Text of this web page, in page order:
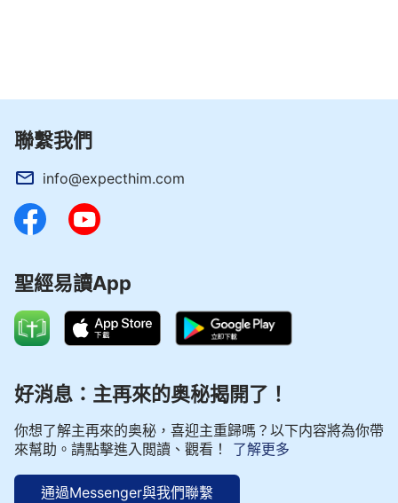
聯繫我們
info@expecthim.com
聖經易讀App
好消息：主再來的奥秘揭開了！
你想了解主再來的奥秘，喜迎主重歸嗎？以下内容將為你帶
來幫助。請點擊進入閲讀、觀看！
了解更多
通過Messenger與我們聯繫